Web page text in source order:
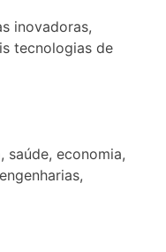
inovadoras,
tecnologias de
saúde, economia,